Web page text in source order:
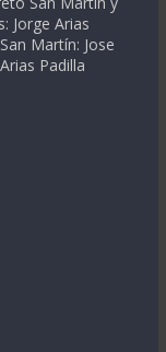
Jorge Arias
Martín: Jose
Padilla